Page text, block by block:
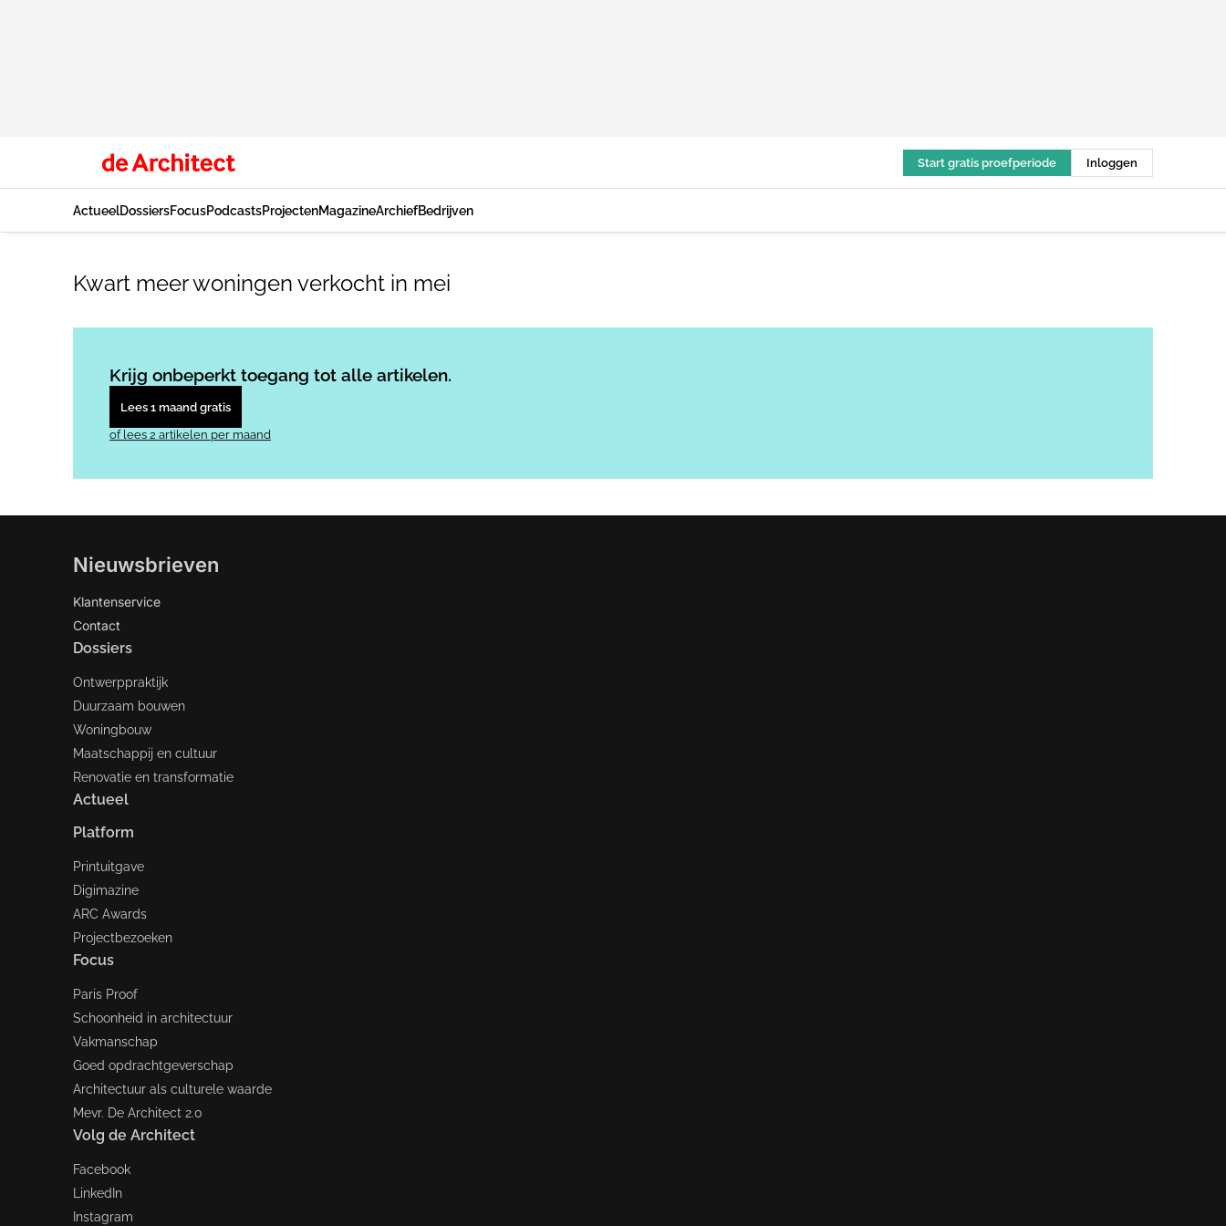
Start gratis proefperiode Inloggen
ActueelDossiersFocusPodcastsProjectenMagazineArchiefBedrijven
Kwart meer woningen verkocht in mei
Krijg onbeperkt toegang tot alle artikelen.
Lees 1 maand gratis
of lees 2 artikelen per maand
Nieuwsbrieven
Klantenservice
Contact
Dossiers
Ontwerppraktijk
Duurzaam bouwen
Woningbouw
Maatschappij en cultuur
Renovatie en transformatie
Actueel
Platform
Printuitgave
Digimazine
ARC Awards
Projectbezoeken
Focus
Paris Proof
Schoonheid in architectuur
Vakmanschap
Goed opdrachtgeverschap
Architectuur als culturele waarde
Mevr. De Architect 2.0
Volg de Architect
Facebook
LinkedIn
Instagram